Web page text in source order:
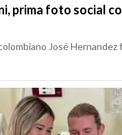
prima foto social
José Hernandez